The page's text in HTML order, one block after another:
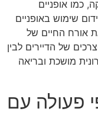
כמו אופניים
שימוש באופניים
אורח החיים של
של הדיירים לבין
מושכת ובריאה
פעולה עם